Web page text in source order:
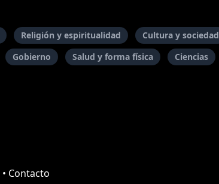
Religión y espiritualidad Cultura y sociedad
Gobierno Salud y forma física Ciencias
• Contacto